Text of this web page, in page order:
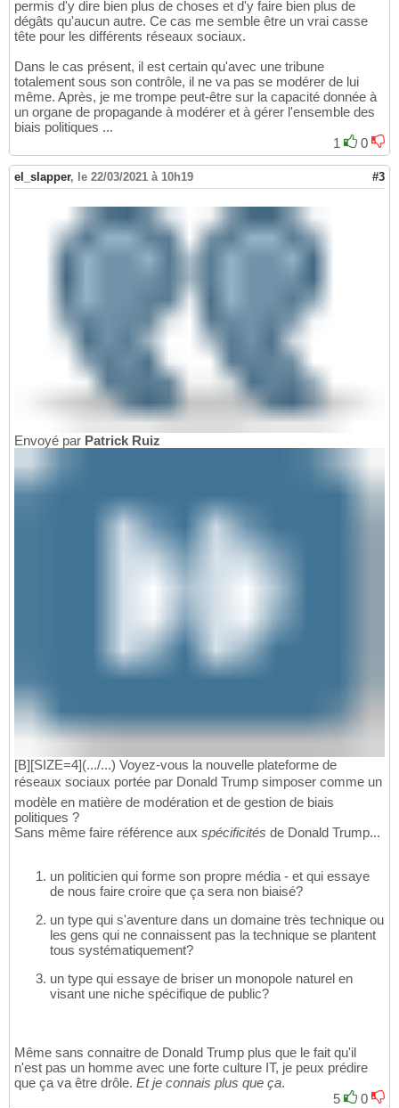
permis d'y dire bien plus de choses et d'y faire bien plus de
dégâts qu'aucun autre. Ce cas me semble être un vrai casse
tête pour les différents réseaux sociaux.
Dans le cas présent, il est certain qu'avec une tribune
totalement sous son contrôle, il ne va pas se modérer de lui
même. Après, je me trompe peut-être sur la capacité donnée à
un organe de propagande à modérer et à gérer l'ensemble des
biais politiques ...
1
0
el_slapper, le 22/03/2021 à 10h19 #3
Envoyé par Patrick Ruiz
[B][SIZE=4](.../...) Voyez-vous la nouvelle plateforme de
réseaux sociaux portée par Donald Trump simposer comme un
modèle en matière de modération et de gestion de biais
politiques ?
Sans même faire référence aux spécificités de Donald Trump...
un politicien qui forme son propre média - et qui essaye
de nous faire croire que ça sera non biaisé?
un type qui s'aventure dans un domaine très technique ou
les gens qui ne connaissent pas la technique se plantent
tous systématiquement?
un type qui essaye de briser un monopole naturel en
visant une niche spécifique de public?
Même sans connaitre de Donald Trump plus que le fait qu'il
n'est pas un homme avec une forte culture IT, je peux prédire
que ça va être drôle. Et je connais plus que ça.
5
0